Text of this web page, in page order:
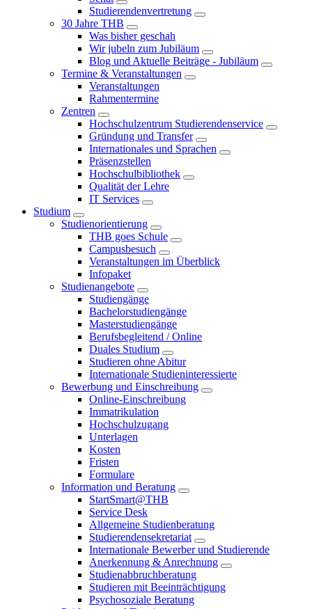
Studierendenvertretung
30 Jahre THB
Was bisher geschah
Wir jubeln zum Jubiläum
Blog und Aktuelle Beiträge - Jubiläum
Termine & Veranstaltungen
Veranstaltungen
Rahmentermine
Zentren
Hochschulzentrum Studierendenservice
Gründung und Transfer
Internationales und Sprachen
Präsenzstellen
Hochschulbibliothek
Qualität der Lehre
IT Services
Studium
Studienorientierung
THB goes Schule
Campusbesuch
Veranstaltungen im Überblick
Infopaket
Studienangebote
Studiengänge
Bachelorstudiengänge
Masterstudiengänge
Berufsbegleitend / Online
Duales Studium
Studieren ohne Abitur
Internationale Studieninteressierte
Bewerbung und Einschreibung
Online-Einschreibung
Immatrikulation
Hochschulzugang
Unterlagen
Kosten
Fristen
Formulare
Information und Beratung
StartSmart@THB
Service Desk
Allgemeine Studienberatung
Studierendensekretariat
Internationale Bewerber und Studierende
Anerkennung & Anrechnung
Studienabbruchberatung
Studieren mit Beeinträchtigung
Psychosoziale Beratung